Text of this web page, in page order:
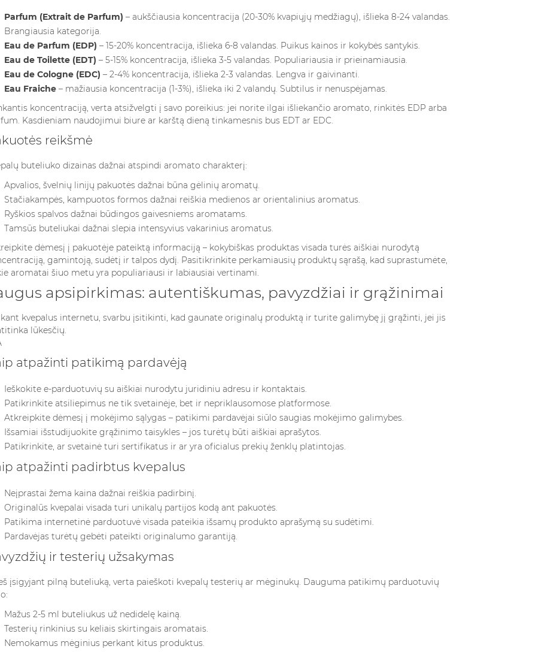
Parfum (Extrait de Parfum) – aukščiausia koncentracija (20-30% kvapiųjų medžiagų), išlieka 8-24 valandas.
Brangiausia kategorija.
Eau de Parfum (EDP) – 15-20% koncentracija, išlieka 6-8 valandas. Puikus kainos ir kokybės santykis.
Eau de Toilette (EDT) – 5-15% koncentracija, išlieka 3-5 valandas. Populiariausia ir prieinamiausia.
Eau de Cologne (EDC) – 2-4% koncentracija, išlieka 2-3 valandas. Lengva ir gaivinanti.
Eau Fraiche– mažiausia koncentracija (1-3%), išlieka iki 2 valandų. Subtilus ir nenuspėjamas.
koncentraciją, verta atsižvelgti į savo poreikius: jei norite ilgai išliekančio aromato, rinkitės EDP arba
Kasdieniam naudojimui biure ar karštą dieną tinkamesnis bus EDT ar EDC.
reikšmė
buteliuko dizainas dažnai atspindi aromato charakterį:
Apvalios, švelnių linijų pakuotės dažnai būna gėlinių aromatų.
Stačiakampės, kampuotos formos dažnai reiškia medienos ar orientalinius aromatus.
Ryškios spalvos dažnai būdingos gaivesniems aromatams.
Tamsūs buteliukai dažnai slepia intensyvius vakarinius aromatus.
dėmesį į pakuotėje pateiktą informaciją – kokybiškas produktas visada turės aiškiai nurodytą
gamintoją, sudėtį ir talpos dydį. Pasitikrinkite perkamiausių produktų sąrašą, kad suprastumėte,
aromatai šiuo metu yra populiariausi ir labiausiai vertinami.
apsipirkimas: autentiškumas, pavyzdžiai ir grąžinimai
kvepalus internetu, svarbu įsitikinti, kad gaunate originalų produktą ir turite galimybę jį grąžinti, jei jis
lūkesčių.
atpažinti patikimą pardavėją
Ieškokite e-parduotuvių su aiškiai nurodytu juridiniu adresu ir kontaktais.
Patikrinkite atsiliepimus ne tik svetainėje, bet ir nepriklausomose platformose.
Atkreipkite dėmesį į mokėjimo sąlygas – patikimi pardavėjai siūlo saugias mokėjimo galimybes.
Išsamiai išstudijuokite grąžinimo taisykles – jos turėtų būti aiškiai aprašytos.
Patikrinkite, ar svetainė turi sertifikatus ir ar yra oficialus prekių ženklų platintojas.
atpažinti padirbtus kvepalus
Neįprastai žema kaina dažnai reiškia padirbinį.
Originalūs kvepalai visada turi unikalų partijos kodą ant pakuotės.
Patikima internetinė parduotuvė visada pateikia išsamų produkto aprašymą su sudėtimi.
Pardavėjas turėtų gebėti pateikti originalumo garantiją.
ir testerių užsakymas
įsigyjant pilną buteliuką, verta paieškoti kvepalų testerių ar mėginukų. Dauguma patikimų parduotuvių
Mažus 2-5 ml buteliukus už nedidelę kainą.
Testerių rinkinius su keliais skirtingais aromatais.
Nemokamus mėginius perkant kitus produktus.